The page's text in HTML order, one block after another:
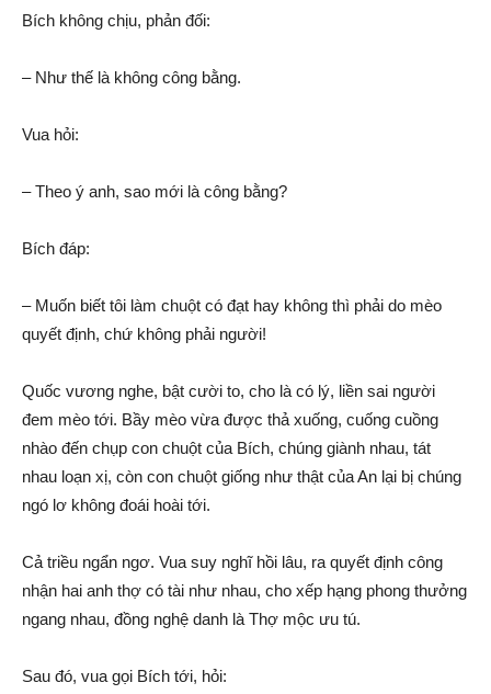
Bích không chịu, phản đối:
– Như thế là không công bằng.
Vua hỏi:
– Theo ý anh, sao mới là công bằng?
Bích đáp:
– Muốn biết tôi làm chuột có đạt hay không thì phải do mèo
quyết định, chứ không phải người!
Quốc vương nghe, bật cười to, cho là có lý, liền sai người
đem mèo tới. Bầy mèo vừa được thả xuống, cuống cuồng
nhào đến chụp con chuột của Bích, chúng giành nhau, tát
nhau loạn xị, còn con chuột giống như thật của An lại bị chúng
ngó lơ không đoái hoài tới.
Cả triều ngẩn ngơ. Vua suy nghĩ hồi lâu, ra quyết định công
nhận hai anh thợ có tài như nhau, cho xếp hạng phong thưởng
ngang nhau, đồng nghệ danh là Thợ mộc ưu tú.
Sau đó, vua gọi Bích tới, hỏi: